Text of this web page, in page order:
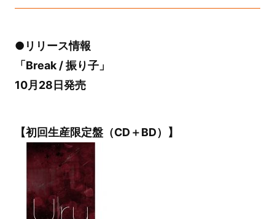
●リリース情報
「Break / 振り子」
10月28日発売
【初回生産限定盤（CD＋BD）】